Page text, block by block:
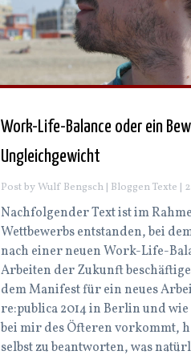
Work-Life-Balance oder ein
Ungleichgewicht
Post by Wulf Bengsch | BloggenTexte |
Nachfolgender Text ist im
Wettbewerbs entstanden, bei
nach einer neuen Work-Life-
Arbeiten der Zukunft
dem Manifest für ein neues
re:publica 2014 in Berlin und
bei mir des Öfteren vorkommt,
selbst zu beantworten, was